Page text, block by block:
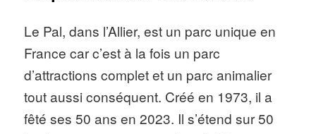
Le Pal, dans l’Allier, est un parc unique en
France car c’est à la fois un parc
d’attractions complet et un parc animalier
tout aussi conséquent. Créé en 1973, il a
fêté ses 50 ans en 2023. Il s’étend sur 50